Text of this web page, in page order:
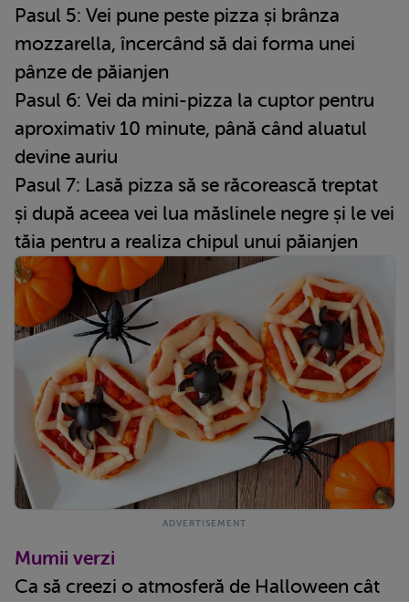
Pasul 5: Vei pune peste pizza și brânza
mozzarella, încercând să dai forma unei
pânze de păianjen
Pasul 6: Vei da mini-pizza la cuptor pentru
aproximativ 10 minute, până când aluatul
devine auriu
Pasul 7: Lasă pizza să se răcorească treptat
și după aceea vei lua măslinele negre și le vei
tăia pentru a realiza chipul unui păianjen
Mumii verzi
Ca să creezi o atmosferă de Halloween cât